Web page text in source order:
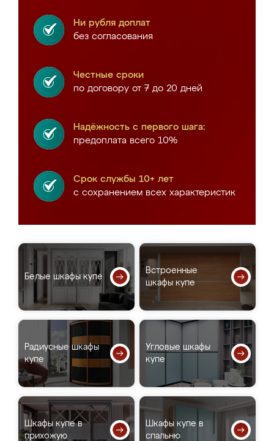
Ни рубля доплат
без согласования
Честные сроки
по договору от 7 до 20 дней
Надёжность с первого шага:
предоплата всего 10%
Срок службы 10+ лет
с сохранением всех характеристик
Белые шкафы купе
Встроенные
шкафы купе
Радиусные шкафы
купе
Угловые шкафы
купе
Шкафы купе в
прихожую
Шкафы купе в
спальню